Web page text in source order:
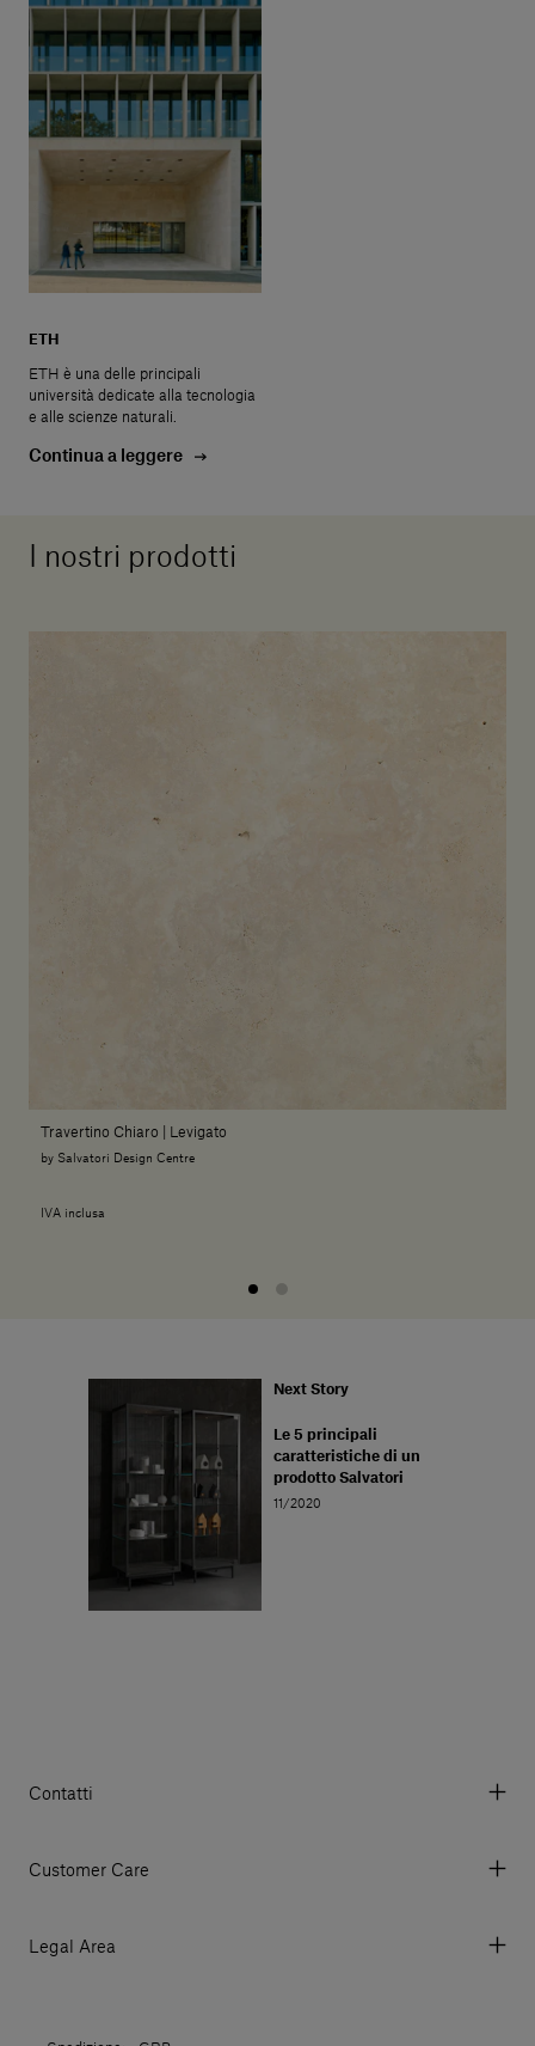
ETH
ETH è una delle principali
università dedicate alla tecnologia
e alle scienze naturali.
Continua a leggere
I nostri prodotti
Travertino Chiaro | Levigato
by Salvatori Design Centre
IVA inclusa
Next Story
Le 5 principali
caratteristiche di un
prodotto Salvatori
11/2020
Contatti
© 2026 Salvatori
Customer Care
I miei ordini
Legal Area